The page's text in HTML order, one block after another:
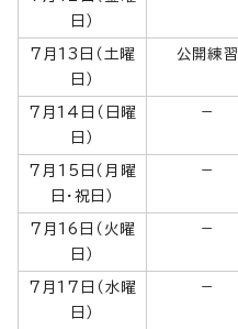
日）
7月13日（土曜
日）
公開練習
7月14日（日曜
日）
－
7月15日（月曜
日・祝日）
－
7月16日（火曜
日）
－
7月17日（水曜
日）
－